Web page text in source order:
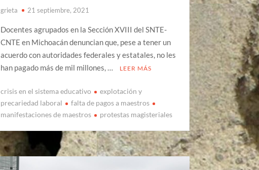
grieta 21 septiembre, 2021
Docentes agrupados en la Sección XVIII del SNTE-
CNTE en Michoacán denuncian que, pese a tener un
acuerdo con autoridades federales y estatales, no les
han pagado más de mil millones, …
LEER MÁS
crisis en el sistema educativo
explotación y
precariedad laboral
falta de pagos a maestros
manifestaciones de maestros
protestas magisteriales